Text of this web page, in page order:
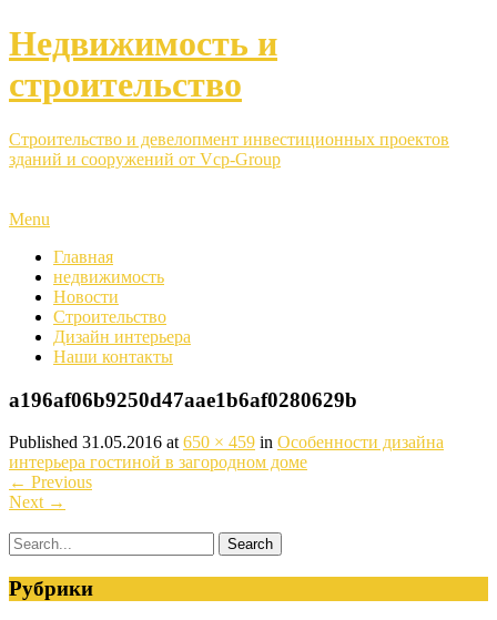
Недвижимость и
строительство
Строительство и девелопмент инвестиционных проектов
зданий и сооружений от Vcp-Group
Menu
Главная
недвижимость
Новости
Строительство
Дизайн интерьера
Наши контакты
a196af06b9250d47aae1b6af0280629b
Published 31.05.2016 at 650 × 459 in Особенности дизайна
интерьера гостиной в загородном доме
← Previous
Next →
Рубрики